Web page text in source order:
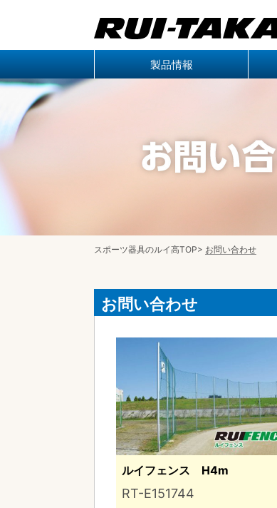
製品情報
お問い合わせ
ルイフェンス H4m
RT-E151744
スポーツ器具のルイ高TOP> お問い合わせ